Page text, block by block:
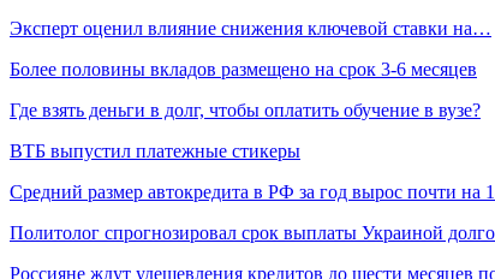
Эксперт оценил влияние снижения ключевой ставки на…
Более половины вкладов размещено на срок 3-6 месяцев
Где взять деньги в долг, чтобы оплатить обучение в вузе?
ВТБ выпустил платежные стикеры
Средний размер автокредита в РФ за год вырос почти на
Политолог спрогнозировал срок выплаты Украиной
Россияне ждут удешевления кредитов до шести месяцев